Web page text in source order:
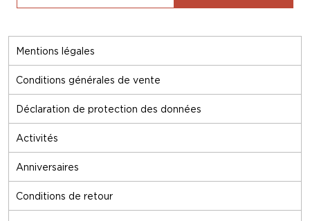
Mentions légales
Conditions générales de vente
Déclaration de protection des données
Activités
Anniversaires
Conditions de retour